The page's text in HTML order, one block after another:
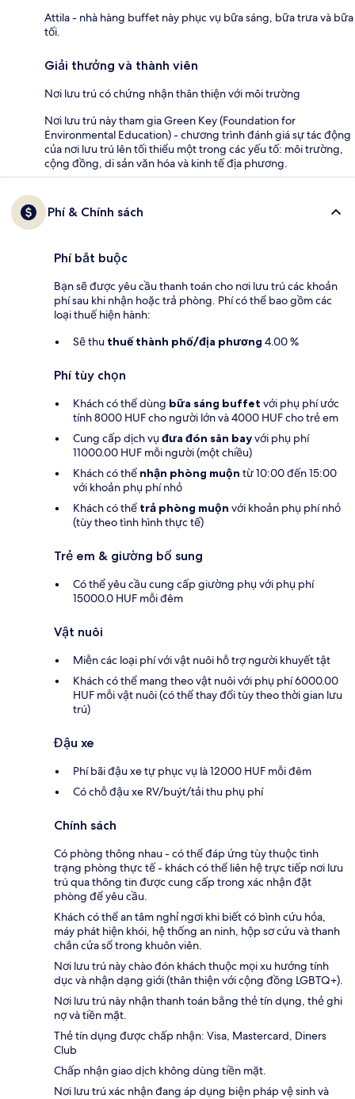
Attila - nhà hàng buffet này phục vụ bữa sáng, bữa trưa và bữa
tối.
Giải thưởng và thành viên
Nơi lưu trú có chứng nhận thân thiện với môi trường
Nơi lưu trú này tham gia Green Key (Foundation for
Environmental Education) - chương trình đánh giá sự tác động
của nơi lưu trú lên tối thiểu một trong các yếu tố: môi trường,
cộng đồng, di sản văn hóa và kinh tế địa phương.
Phí & Chính sách
Phí bắt buộc
Bạn sẽ được yêu cầu thanh toán cho nơi lưu trú các khoản
phí sau khi nhận hoặc trả phòng. Phí có thể bao gồm các
loại thuế hiện hành:
Sẽ thu thuế thành phố/địa phương 4.00 %
Phí tùy chọn
Khách có thể dùng bữa sáng buffet với phụ phí ước
tính 8000 HUF cho người lớn và 4000 HUF cho trẻ em
Cung cấp dịch vụ đưa đón sân bayvới phụ phí
11000.00 HUF mỗi người (một chiều)
Khách có thể nhận phòng muộn từ 10:00 đến 15:00
với khoản phụ phí nhỏ
Khách có thể trả phòng muộn với khoản phụ phí nhỏ
(tùy theo tình hình thực tế)
Trẻ em & giường bổ sung
Có thể yêu cầu cung cấp giường phụ với phụ phí
15000.0 HUF mỗi đêm
Vật nuôi
Miễn các loại phí với vật nuôi hỗ trợ người khuyết tật
Khách có thể mang theo vật nuôi với phụ phí 6000.00
HUF mỗi vật nuôi (có thể thay đổi tùy theo thời gian lưu
trú)
Đậu xe
Phí bãi đậu xe tự phục vụ là 12000 HUF mỗi đêm
Có chỗ đậu xe RV/buýt/tải thu phụ phí
Chính sách
Có phòng thông nhau - có thể đáp ứng tùy thuộc tình
trạng phòng thực tế - khách có thể liên hệ trực tiếp nơi lưu
trú qua thông tin được cung cấp trong xác nhận đặt
phòng để yêu cầu.
Khách có thể an tâm nghỉ ngơi khi biết có bình cứu hỏa,
máy phát hiện khói, hệ thống an ninh, hộp sơ cứu và thanh
chắn cửa sổ trong khuôn viên.
Nơi lưu trú này chào đón khách thuộc mọi xu hướng tính
dục và nhận dạng giới (thân thiện với cộng đồng LGBTQ+).
Nơi lưu trú này nhận thanh toán bằng thẻ tín dụng, thẻ ghi
nợ và tiền mặt.
Thẻ tín dụng được chấp nhận: Visa, Mastercard, Diners
Club
Chấp nhận giao dịch không dùng tiền mặt.
Nơi lưu trú xác nhận đang áp dụng biện pháp vệ sinh và